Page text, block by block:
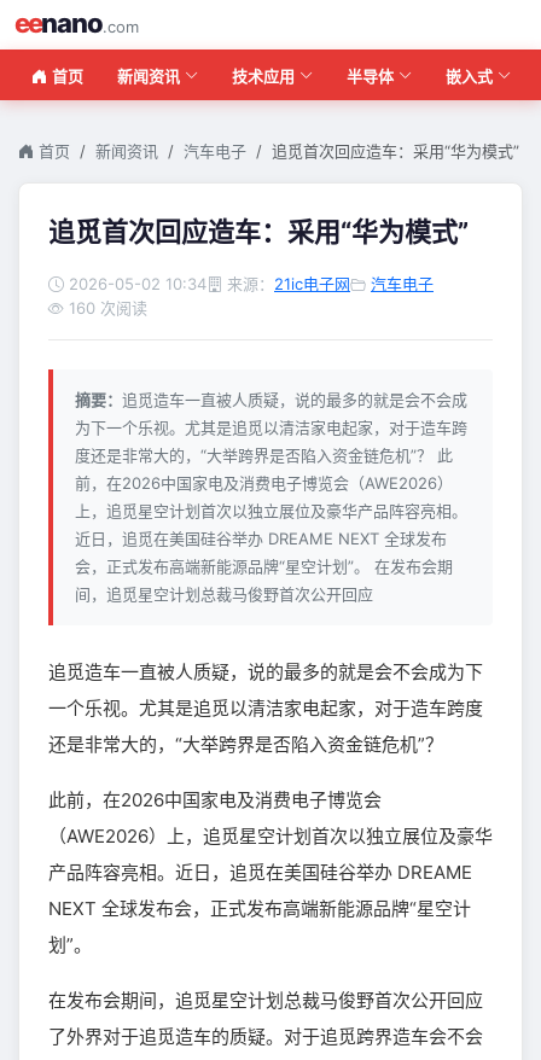
eenano.com
首页 新闻资讯 技术应用 半导体 嵌入式
首页 新闻资讯 汽车电子 追觅首次回应造车：采用“华为模式”
追觅首次回应造车：采用“华为模式”
2026-05-02 10:34 来源： 21ic电子网
汽车电子
160 次阅读
摘要： 追觅造车一直被人质疑，说的最多的就是会不会成
为下一个乐视。尤其是追觅以清洁家电起家，对于造车跨
度还是非常大的，“大举跨界是否陷入资金链危机”？ 此
前，在2026中国家电及消费电子博览会（AWE2026）
上，追觅星空计划首次以独立展位及豪华产品阵容亮相。
近日，追觅在美国硅谷举办 DREAME NEXT 全球发布
会，正式发布高端新能源品牌“星空计划”。 在发布会期
间，追觅星空计划总裁马俊野首次公开回应
追觅造车一直被人质疑，说的最多的就是会不会成为下
一个乐视。尤其是追觅以清洁家电起家，对于造车跨度
还是非常大的，“大举跨界是否陷入资金链危机”？
此前，在2026中国家电及消费电子博览会
（AWE2026）上，追觅星空计划首次以独立展位及豪华
产品阵容亮相。近日，追觅在美国硅谷举办 DREAME
NEXT 全球发布会，正式发布高端新能源品牌“星空计
划”。
在发布会期间，追觅星空计划总裁马俊野首次公开回应
了外界对于追觅造车的质疑。对于追觅跨界造车会不会